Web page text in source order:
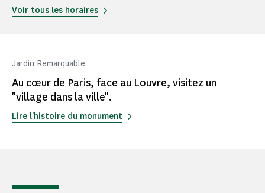
Voir tous les horaires
Jardin Remarquable
Au cœur de Paris, face au Louvre, visitez un
"village dans la ville".
Lire l'histoire du monument